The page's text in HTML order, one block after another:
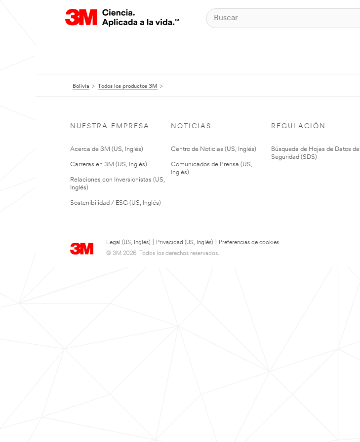
Bolivia Todos los productos 3M
NUESTRA EMPRESA
Acerca de 3M (US, Inglés)
Carreras en 3M (US, Inglés)
Relaciones con Inversionistas (US,
Inglés)
Sostenibilidad / ESG (US, Inglés)
NOTICIAS
Centro de Noticias (US, Inglés)
Comunicados de Prensa (US,
Inglés)
REGULACIÓN
Búsqueda de Hojas de Datos de
Seguridad (SDS)
Legal (US, Inglés) Privacidad (US, Inglés)
Preferencias de cookies
© 3M 2026. Todos los derechos reservados..